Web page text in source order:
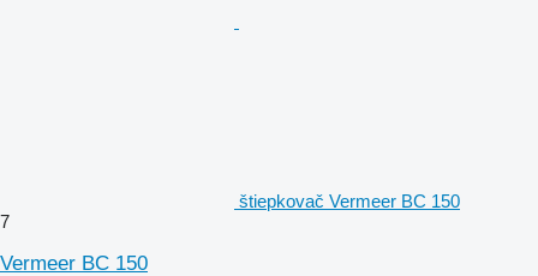
štiepkovač Vermeer BC 150
7
Vermeer BC 150